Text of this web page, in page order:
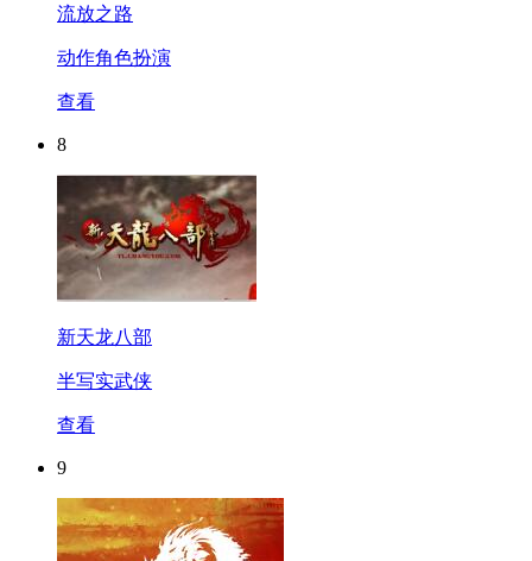
流放之路
动作角色扮演
查看
8
新天龙八部
半写实武侠
查看
9